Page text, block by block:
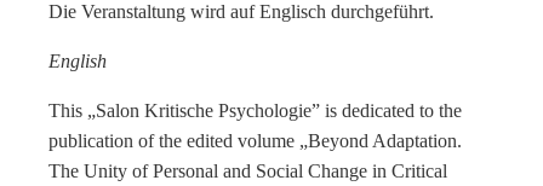
Die Veranstaltung wird auf Englisch durchgeführt.
English
This „Salon Kritische Psychologie” is dedicated to the
publication of the edited volume „Beyond Adaptation.
The Unity of Personal and Social Change in Critical